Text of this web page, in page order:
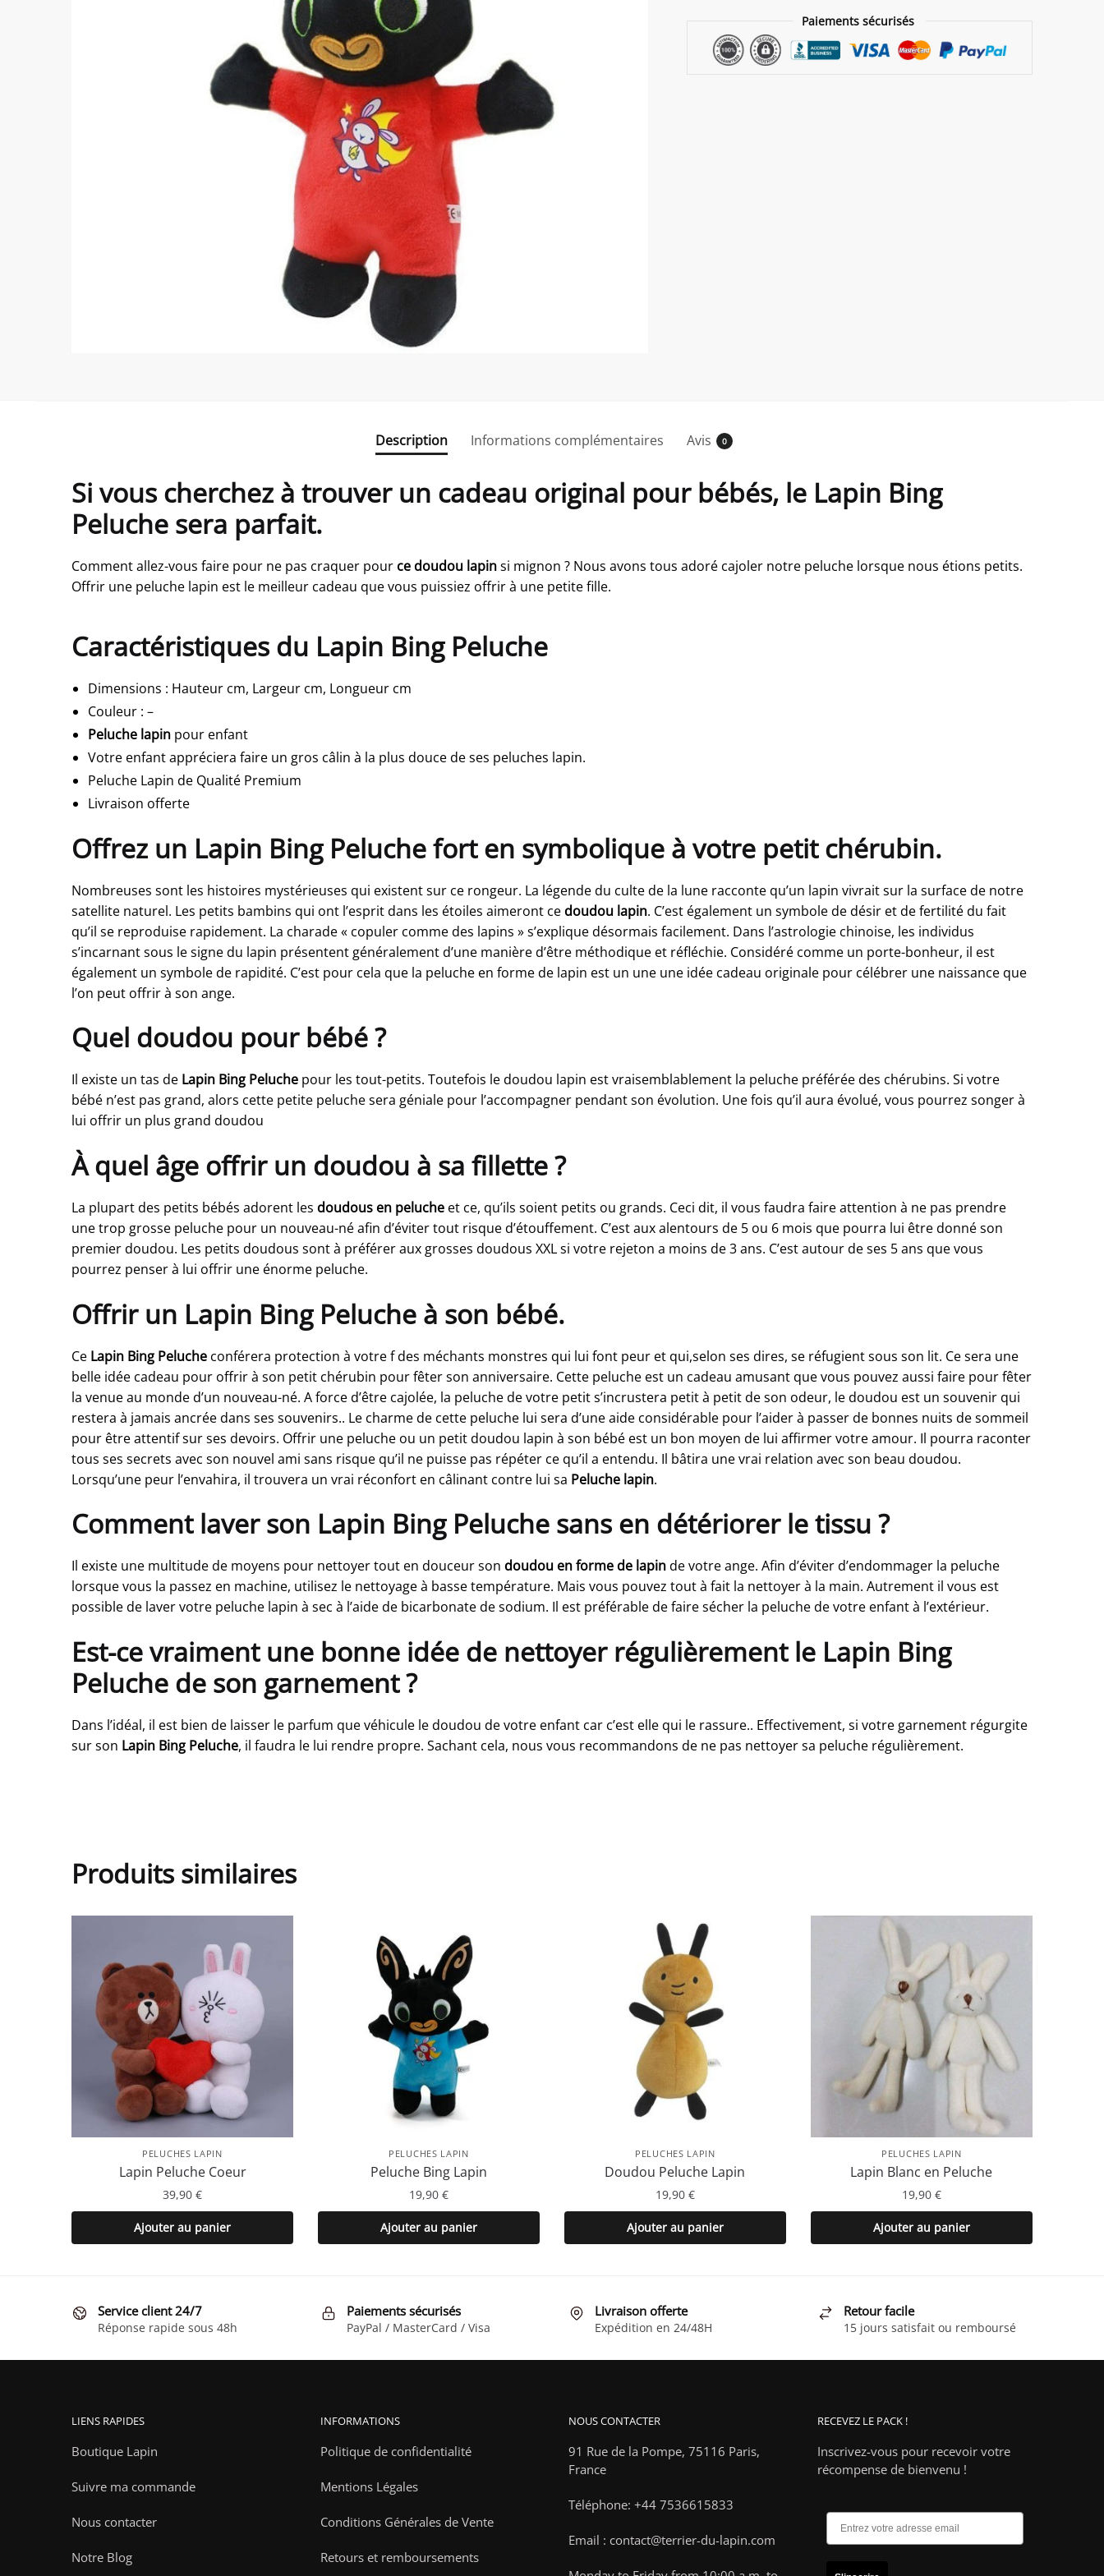
Paiements sécurisés
Description Informations complémentaires Avis 0
Si vous cherchez à trouver un cadeau original pour bébés, le Lapin Bing
Peluche sera parfait.
Comment allez-vous faire pour ne pas craquer pour ce doudou lapinsi mignon ? Nous avons tous adoré cajoler notre peluche lorsque nous étions petits.
Offrir une peluche lapin est le meilleur cadeau que vous puissiez offrir à une petite fille.
Caractéristiques du Lapin Bing Peluche
Dimensions : Hauteur cm, Largeur cm, Longueur cm
Couleur :–
Peluche lapin pour enfant
Votre enfant appréciera faire un gros câlin à la plus douce de ses peluches lapin.
Peluche Lapin de Qualité Premium
Livraison offerte
Offrez un Lapin Bing Peluche fort en symbolique à votre petit chérubin.
Nombreuses sont les histoires mystérieuses qui existent sur ce rongeur. La légende du culte de la lune racconte qu’un lapin vivrait sur la surface de notre
satellite naturel. Les petits bambins qui ont l’esprit dans les étoiles aimeront ce doudou lapin. C’est également un symbole de désir et de fertilité du fait
qu’il se reproduise rapidement. La charade « copuler comme des lapins » s’explique désormais facilement. Dans l’astrologie chinoise, les individus
s’incarnant sous le signe du lapin présentent généralement d’une manière d’être méthodique et réfléchie. Considéré comme un porte-bonheur, il est
également un symbole de rapidité. C’est pour cela que la peluche en forme de lapin est un une une idée cadeau originale pour célébrer une naissance que
l’on peut offrir à son ange.
Quel doudou pour bébé ?
Il existe un tas de Lapin Bing Peluche pour les tout-petits. Toutefois le doudou lapin est vraisemblablement la peluche préférée des chérubins. Si votre
bébé n’est pas grand, alors cette petite peluche sera géniale pour l’accompagner pendant son évolution. Une fois qu’il aura évolué, vous pourrez songer à
lui offrir un plus grand doudou
À quel âge offrir un doudou à sa fillette ?
La plupart des petits bébés adorent les doudous en peluche et ce, qu’ils soient petits ou grands. Ceci dit, il vous faudra faire attention à ne pas prendre
une trop grosse peluche pour un nouveau-né afin d’éviter tout risque d’étouffement. C’est aux alentours de 5 ou 6 mois que pourra lui être donné son
premier doudou. Les petits doudous sont à préférer aux grosses doudous XXL si votre rejeton a moins de 3 ans. C’est autour de ses 5 ans que vous
pourrez penser à lui offrir une énorme peluche.
Offrir un Lapin Bing Peluche à son bébé.
Ce Lapin Bing Peluche conférera protection à votre f des méchants monstres qui lui font peur et qui,selon ses dires, se réfugient sous son lit. Ce sera une
belle idée cadeau pour offrir à son petit chérubin pour fêter son anniversaire. Cette peluche est un cadeau amusant que vous pouvez aussi faire pour fêter
la venue au monde d’un nouveau-né. A force d’être cajolée, la peluche de votre petit s’incrustera petit à petit de son odeur, le doudou est un souvenir qui
restera à jamais ancrée dans ses souvenirs.. Le charme de cette peluche lui sera d’une aide considérable pour l’aider à passer de bonnes nuits de sommeil
pour être attentif sur ses devoirs. Offrir une peluche ou un petit doudou lapin à son bébé est un bon moyen de lui affirmer votre amour. Il pourra raconter
tous ses secrets avec son nouvel ami sans risque qu’il ne puisse pas répéter ce qu’il a entendu. Il bâtira une vrai relation avec son beau doudou.
Lorsqu’une peur l’envahira, il trouvera un vrai réconfort en câlinant contre lui sa Peluche lapin.
Comment laver son Lapin Bing Peluche sans en détériorer le tissu ?
Il existe une multitude de moyens pour nettoyer tout en douceur son doudou en forme de lapinde votre ange. Afin d’éviter d’endommager la peluche
lorsque vous la passez en machine, utilisez le nettoyage à basse température. Mais vous pouvez tout à fait la nettoyer à la main. Autrement il vous est
possible de laver votre peluche lapin à sec à l’aide de bicarbonate de sodium. Il est préférable de faire sécher la peluche de votre enfant à l’extérieur.
Est-ce vraiment une bonne idée de nettoyer régulièrement le Lapin Bing
Peluche de son garnement ?
Dans l’idéal, il est bien de laisser le parfum que véhicule le doudou de votre enfant car c’est elle qui le rassure.. Effectivement, si votre garnement régurgite
sur son Lapin Bing Peluche, il faudra le lui rendre propre. Sachant cela, nous vous recommandons de ne pas nettoyer sa peluche régulièrement.
Produits similaires
PELUCHES LAPIN
Lapin Peluche Coeur
39,90 €
Ajouter au panier
PELUCHES LAPIN
Peluche Bing Lapin
19,90 €
Ajouter au panier
PELUCHES LAPIN
Doudou Peluche Lapin
19,90 €
Ajouter au panier
PELUCHES LAPIN
Lapin Blanc en Peluche
19,90 €
Ajouter au panier
Service client 24/7
Réponse rapide sous 48h
Paiements sécurisés
PayPal / MasterCard / Visa
Livraison offerte
Expédition en 24/48H
Retour facile
15 jours satisfait ou remboursé
LIENS RAPIDES
Boutique Lapin
Suivre ma commande
Nous contacter
Notre Blog
INFORMATIONS
Politique de confidentialité
Mentions Légales
Conditions Générales de Vente
Retours et remboursements
NOUS CONTACTER
91 Rue de la Pompe, 75116 Paris,
France
Téléphone: +44 7536615833
Email : contact@terrier-du-lapin.com
RECEVEZ LE PACK !
Inscrivez-vous pour recevoir votre
récompense de bienvenu !